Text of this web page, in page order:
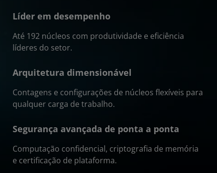
Líder em desempenho
Até 192 núcleos com produtividade e eficiência
líderes do setor.
Arquitetura dimensionável
Contagens e configurações de núcleos flexíveis para
qualquer carga de trabalho.
Segurança avançada de ponta a ponta
Computação confidencial, criptografia de memória
e certificação de plataforma.